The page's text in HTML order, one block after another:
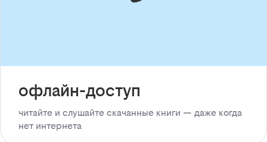
офлайн-доступ
читайте и слушайте скачанные книги — даже когда
нет интернета